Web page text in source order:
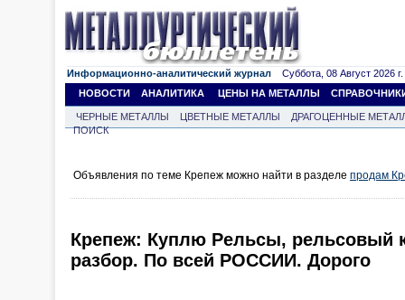
Информационно-аналитический журнал Суббота, 08 Август 2026 г.
НОВОСТИ
АНАЛИТИКА ЦЕНЫ НА МЕТАЛЛЫ
ЧЕРНЫЕ МЕТАЛЛЫ ЦВЕТНЫЕ МЕТАЛЛЫ
ДРАГОЦЕННЫЕ
ПОИСК
Объявления по теме Крепеж можно найти в разделе продам
Крепеж: Куплю Рельсы, рельсовый
разбор. По всей РОССИИ. Дорого